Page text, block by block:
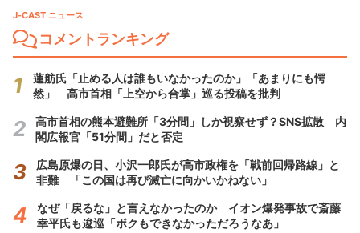
J-CAST ニュース
コメントランキング
蓮舫氏「止める人は誰もいなかったのか」「あまりにも愕
然」 高市首相「上空から合掌」巡る投稿を批判
高市首相の熊本避難所「3分間」しか視察せず？SNS拡散 内
閣広報官「51分間」だと否定
広島原爆の日、小沢一郎氏が高市政権を「戦前回帰路線」と
非難 「この国は再び滅亡に向かいかねない」
なぜ「戻るな」と言えなかったのか イオン爆発事故で斎藤
幸平氏も逡巡「ボクもできなかっただろうなあ」